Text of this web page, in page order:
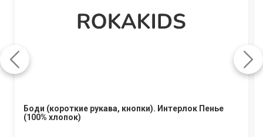
Боди (короткие рукава, кнопки). Интерлок Пенье
(100% хлопок)